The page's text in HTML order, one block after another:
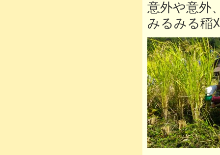
意外や意外
みるみる稲